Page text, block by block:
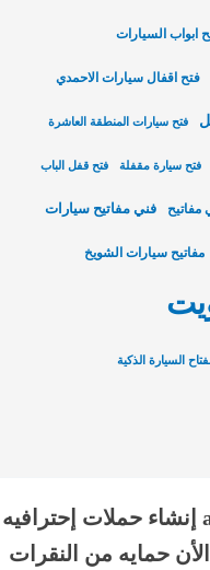
ابواب السيارات
فتح اقفال سيارات الاحمدي
فتح سيارات المنطقة العاشرة
فتح سيارة مقفلة فتح قفل الباب
مفاتيح فني مفاتيح سيارات
مفاتيح سيارات الشويخ
السيارة الذكية
شركة الناجي إعلانات جوجل ads إنشاء حملات إحترافيه
حمايه من النقرات